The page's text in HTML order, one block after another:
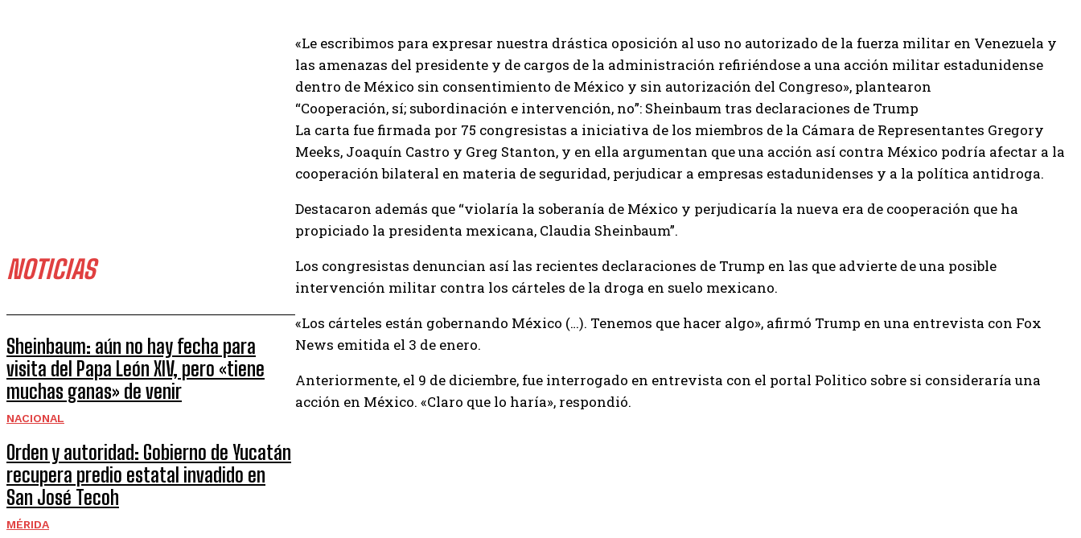
NOTICIAS
Sheinbaum: aún no hay fecha para
visita del Papa León XIV, pero «tiene
muchas ganas» de venir
NACIONAL
Orden y autoridad: Gobierno de Yucatán
recupera predio estatal invadido en
San José Tecoh
MÉRIDA
«Le escribimos para expresar nuestra drástica oposición al uso no autorizado de la fuerza militar en Venezuela y
las amenazas del presidente y de cargos de la administración refiriéndose a una acción militar estadunidense
dentro de México sin consentimiento de México y sin autorización del Congreso», plantearon
“Cooperación, sí; subordinación e intervención, no”: Sheinbaum tras declaraciones de Trump
La carta fue firmada por 75 congresistas a iniciativa de los miembros de la Cámara de Representantes Gregory
Meeks, Joaquín Castro y Greg Stanton, y en ella argumentan que una acción así contra México podría afectar a la
cooperación bilateral en materia de seguridad, perjudicar a empresas estadunidenses y a la política antidroga.
Destacaron además que “violaría la soberanía de México y perjudicaría la nueva era de cooperación que ha
propiciado la presidenta mexicana, Claudia Sheinbaum”.
Los congresistas denuncian así las recientes declaraciones de Trump en las que advierte de una posible
intervención militar contra los cárteles de la droga en suelo mexicano.
«Los cárteles están gobernando México (…). Tenemos que hacer algo», afirmó Trump en una entrevista con Fox
News emitida el 3 de enero.
Anteriormente, el 9 de diciembre, fue interrogado en entrevista con el portal Politico sobre si consideraría una
acción en México. «Claro que lo haría», respondió.